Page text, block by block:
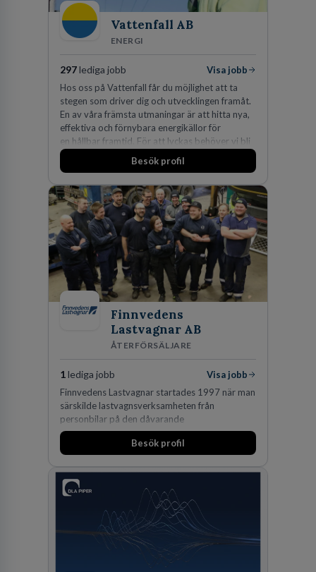
Vattenfall AB
ENERGI
297lediga jobb
Visa jobb
Hos oss på Vattenfall får du möjlighet att ta
stegen som driver dig och utvecklingen framåt.
En av våra främsta utmaningar är att hitta nya,
effektiva och förnybara energikällor för
en hållbar framtid. För att lyckas behöver vi bli
fler medarbetare som vill göra skillnad.
Besök profil
Finnvedens
Lastvagnar AB
ÅTERFÖRSÄLJARE
1lediga jobb
Visa jobb
Finnvedens Lastvagnar startades 1997 när man
särskilde lastvagnsverksamheten från
personbilar på den dåvarande
huvudanläggningen i Värnamo. Sedan dess har
man expanderat kraftigt genom ett antal
den största privata återförsäljaren av Volvo
Lastvagnar och finns representerade på 20
orter i södra Sverige.
Besök profil